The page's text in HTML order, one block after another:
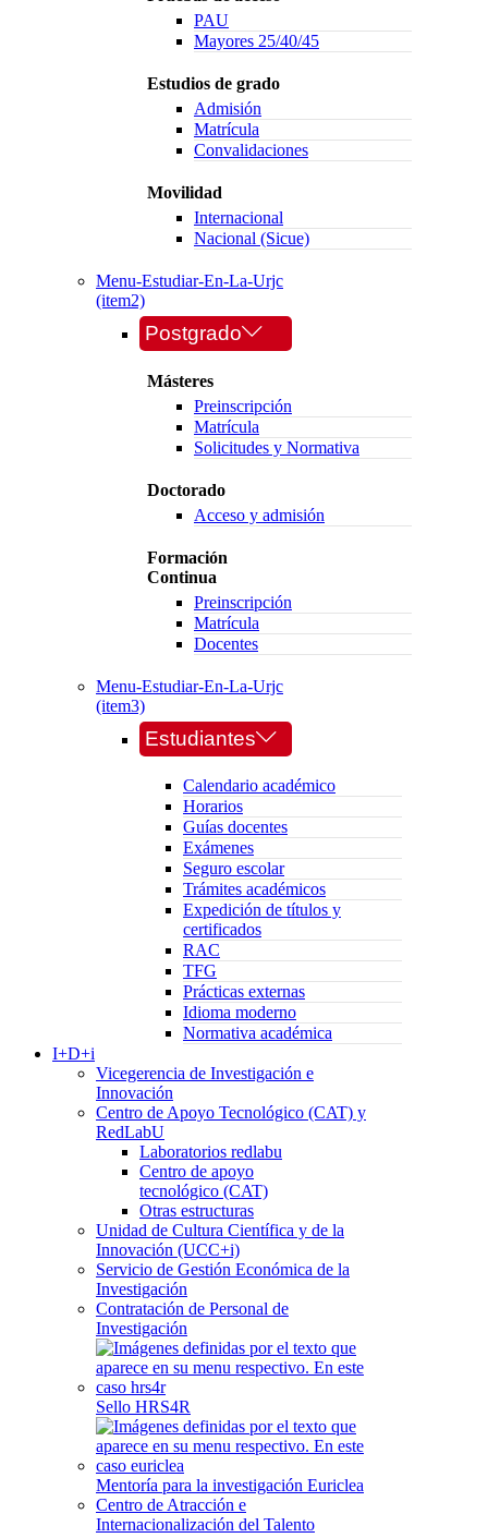
PAU
Mayores 25/40/45
Estudios de grado
Admisión
Matrícula
Convalidaciones
Movilidad
Internacional
Nacional (Sicue)
Menu-Estudiar-En-La-Urjc
(item2)
Postgrado
Másteres
Preinscripción
Matrícula
Solicitudes y Normativa
Doctorado
Acceso y admisión
Formación
Continua
Preinscripción
Matrícula
Docentes
Menu-Estudiar-En-La-Urjc
(item3)
Estudiantes
Calendario académico
Horarios
Guías docentes
Exámenes
Seguro escolar
Trámites académicos
Expedición de títulos y
certificados
RAC
TFG
Prácticas externas
Idioma moderno
Normativa académica
I+D+i
Vicegerencia de Investigación e
Innovación
Centro de Apoyo Tecnológico (CAT) y
RedLabU
Laboratorios redlabu
Centro de apoyo
tecnológico (CAT)
Otras estructuras
Unidad de Cultura Científica y de la
Innovación (UCC+i)
Servicio de Gestión Económica de la
Investigación
Contratación de Personal de
Investigación
Sello HRS4R
Mentoría para la investigación Euriclea
Centro de Atracción e
Internacionalización del Talento